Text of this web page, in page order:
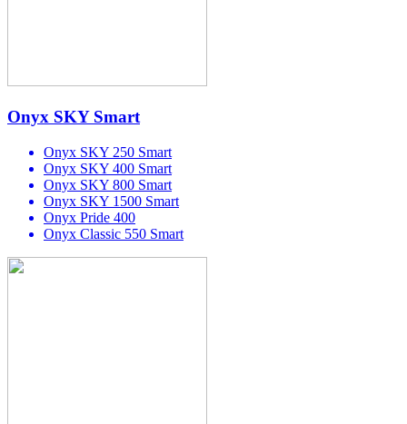
Onyx SKY Smart
Onyx SKY 250 Smart
Onyx SKY 400 Smart
Onyx SKY 800 Smart
Onyx SKY 1500 Smart
Onyx Pride 400
Onyx Classic 550 Smart